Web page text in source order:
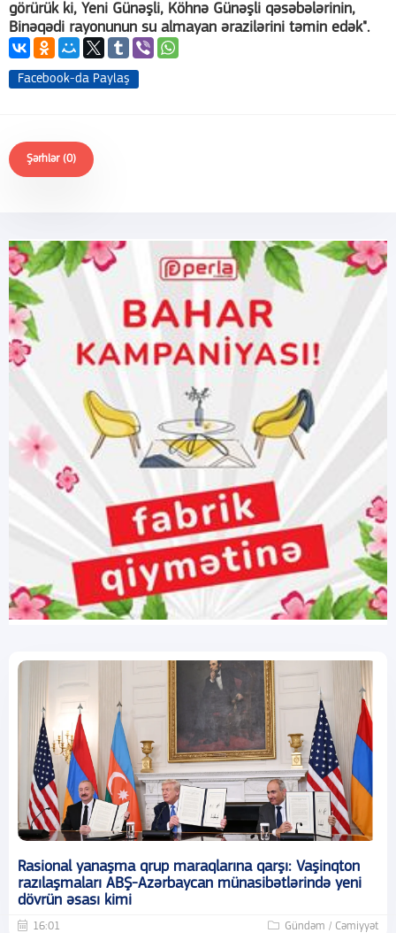
görürük ki, Yeni Günəşli, Köhnə Günəşli qəsəbələrinin,
Binəqədi rayonunun su almayan ərazilərini təmin edək".
Facebook-da Paylaş
Şərhlər (0)
Rasional yanaşma qrup maraqlarına qarşı: Vaşinqton
razılaşmaları ABŞ-Azərbaycan münasibətlərində yeni
dövrün əsası kimi
16:01 Gündəm / Cəmiyyət